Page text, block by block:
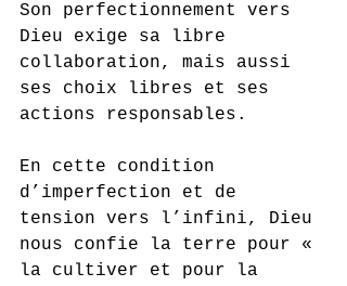
Son perfectionnement vers
Dieu exige sa libre
collaboration, mais aussi
ses choix libres et ses
actions responsables.
En cette condition
d’imperfection et de
tension vers l’infini, Dieu
nous confie la terre pour «
la cultiver et pour la